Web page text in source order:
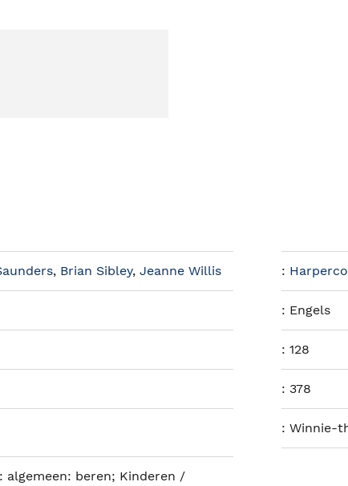
, Brian Sibley, Jeanne Willis :
: Engels
:128
:378
:Winnie-
algemeen: beren; Kinderen /